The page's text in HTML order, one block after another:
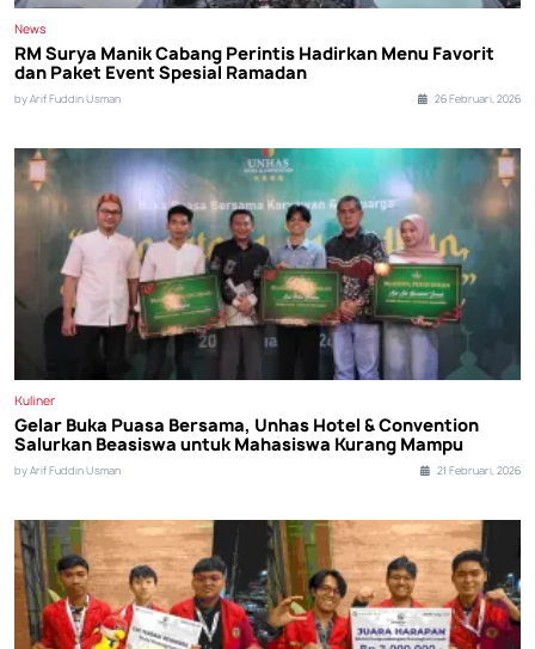
News
RM Surya Manik Cabang Perintis Hadirkan Menu Favorit
dan Paket Event Spesial Ramadan
by Arif Fuddin Usman 26 Februari, 2026
Kuliner
Gelar Buka Puasa Bersama, Unhas Hotel & Convention
Salurkan Beasiswa untuk Mahasiswa Kurang Mampu
by Arif Fuddin Usman 21 Februari, 2026